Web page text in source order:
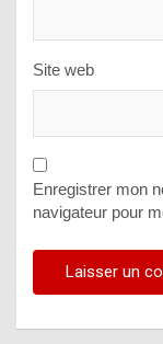
Site web
Enregistrer mon
navigateur pour